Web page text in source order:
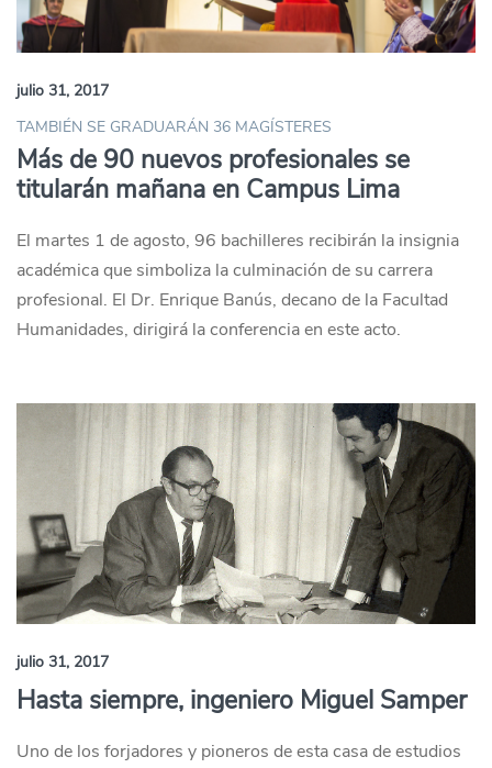
julio 31, 2017
TAMBIÉN SE GRADUARÁN 36 MAGÍSTERES
Más de 90 nuevos profesionales se
titularán mañana en Campus Lima
El martes 1 de agosto, 96 bachilleres recibirán la insignia
académica que simboliza la culminación de su carrera
profesional. El Dr. Enrique Banús, decano de la Facultad
Humanidades, dirigirá la conferencia en este acto.
julio 31, 2017
Hasta siempre, ingeniero Miguel Samper
Uno de los forjadores y pioneros de esta casa de estudios